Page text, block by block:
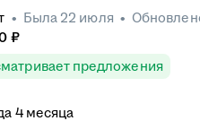
• Была 22 июля •
₽
предложения
4 месяца